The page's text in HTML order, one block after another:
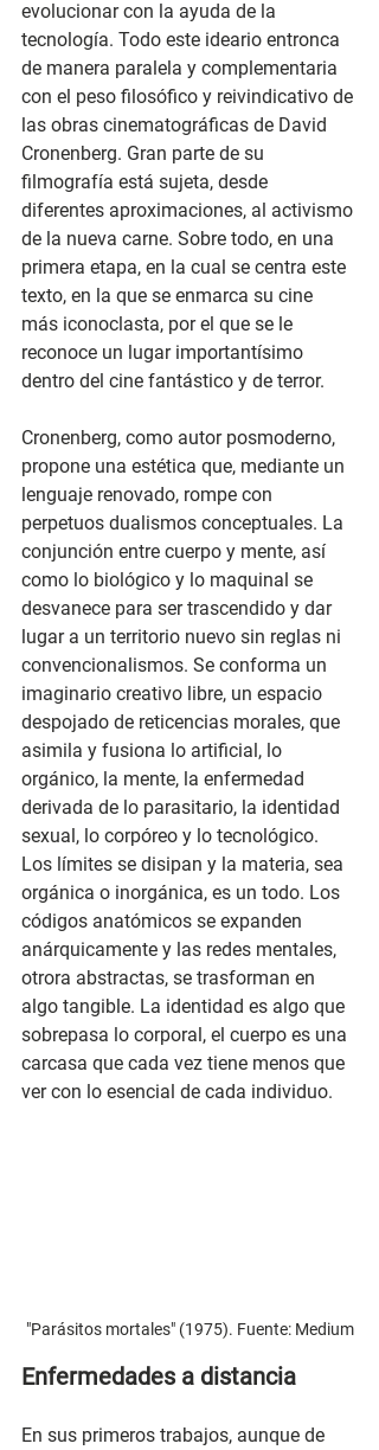
evolucionar con la ayuda de la
tecnología. Todo este ideario entronca
de manera paralela y complementaria
con el peso filosófico y reivindicativo de
las obras cinematográficas de David
Cronenberg. Gran parte de su
filmografía está sujeta, desde
diferentes aproximaciones, al activismo
de la nueva carne. Sobre todo, en una
primera etapa, en la cual se centra este
texto, en la que se enmarca su cine
más iconoclasta, por el que se le
reconoce un lugar importantísimo
dentro del cine fantástico y de terror.
Cronenberg, como autor posmoderno,
propone una estética que, mediante un
lenguaje renovado, rompe con
perpetuos dualismos conceptuales. La
conjunción entre cuerpo y mente, así
como lo biológico y lo maquinal se
desvanece para ser trascendido y dar
lugar a un territorio nuevo sin reglas ni
convencionalismos. Se conforma un
imaginario creativo libre, un espacio
despojado de reticencias morales, que
asimila y fusiona lo artificial, lo
orgánico, la mente, la enfermedad
derivada de lo parasitario, la identidad
sexual, lo corpóreo y lo tecnológico.
Los límites se disipan y la materia, sea
orgánica o inorgánica, es un todo. Los
códigos anatómicos se expanden
anárquicamente y las redes mentales,
otrora abstractas, se trasforman en
algo tangible. La identidad es algo que
sobrepasa lo corporal, el cuerpo es una
carcasa que cada vez tiene menos que
ver con lo esencial de cada individuo.
"Parásitos mortales" (1975). Fuente: Medium
Enfermedades a distancia
En sus primeros trabajos, aunque de